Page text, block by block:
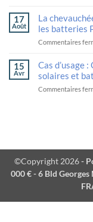
17
Août
La
les batteries
Commentaires
15
Avr
Cas d’usage
solaires et
Commentaires
©Copyright 2026-
000 € - 6 Bld